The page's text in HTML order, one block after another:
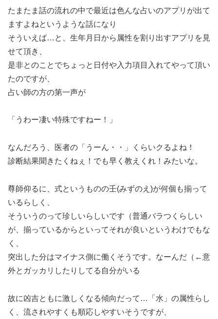
たまたま話の流れの中で最近は色んな占いのアプリが出て
ますよねというような話になり
そういえば…と、生年月日から属性を割り出すアプリを見
せて頂き、
是非とのことでちょっと日付や入力項目入れてやって頂い
たのですが、
占い師の方の第一声が
「うわー凄い特殊ですねー！」
なんだろう、医者の「うーん・・」くらいクるよね！
診断結果聞きたくねぇ！でも早く教えくれ！みたいな。
尊師仰るに、式というものの壬(みずのえ)が何個も揃って
いるらしく、
そういうのって珍しいらしいです（普通バラつくらしい
が、揃っているからといってそれが良いというわけでもな
く、
突出した分はマイナス側に働くそうです。なーんだ（←意
外とガッカリしたりしてる自分がいる
故に凶吉ともに激しくなる傾向だって…「水」の属性らし
く、流されやすくも順応しやすいそうですが、